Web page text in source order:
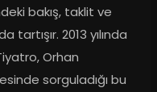
bakış, taklit ve
tartışır. 2013 yılında
Orhan
sorguladığı bu